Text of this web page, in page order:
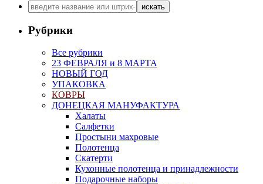
искать
Рубрики
Все рубрики
23 ФЕВРАЛЯ и 8 МАРТА
НОВЫЙ ГОД
УПАКОВКА
КОВРЫ
ДОНЕЦКАЯ МАНУФАКТУРА
Халаты
Салфетки
Простыни махровые
Полотенца
Скатерти
Кухонные полотенца и принадлежности
Подарочные наборы